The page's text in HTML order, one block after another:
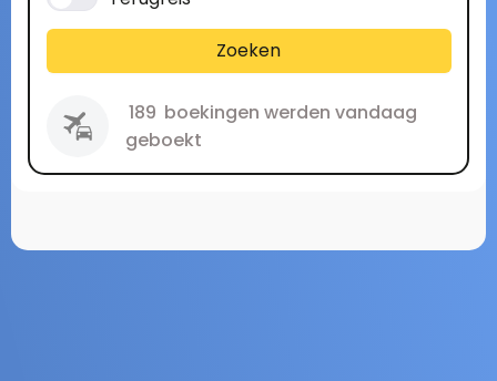
Zoeken
189 boekingen werden vandaag
geboekt